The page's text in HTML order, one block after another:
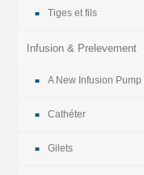
Tiges et fils
Infusion & Prelevement
A New Infusion Pump
Cathéter
Gilets